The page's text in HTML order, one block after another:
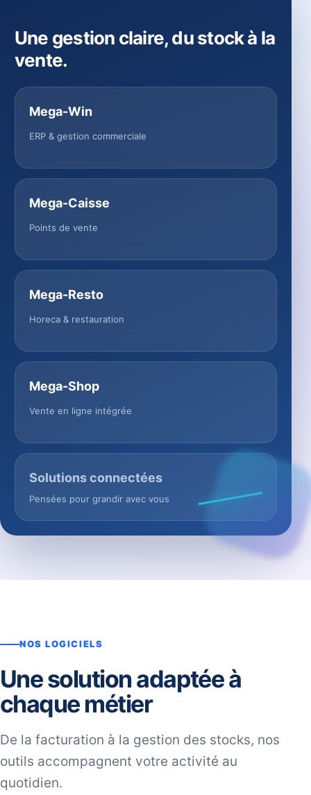
Une gestion claire, du stock à la
vente.
Mega-Win
ERP & gestion commerciale
Mega-Caisse
Points de vente
Mega-Resto
Horeca & restauration
Mega-Shop
Vente en ligne intégrée
Solutions connectées
Pensées pour grandir avec vous
NOS LOGICIELS
Une solution adaptée à
chaque métier
De la facturation à la gestion des stocks, nos
outils accompagnent votre activité au
quotidien.